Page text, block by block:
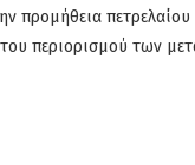
προμήθεια
περιορισμού των